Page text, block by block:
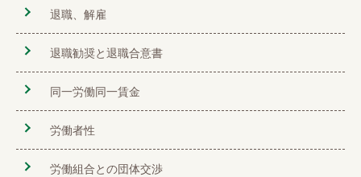
退職、解雇
退職勧奨と退職合意書
同一労働同一賃金
労働者性
労働組合との団体交渉